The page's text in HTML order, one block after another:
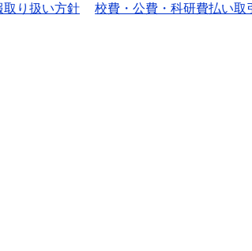
取り扱い方針 校費・公費・科研費払い取